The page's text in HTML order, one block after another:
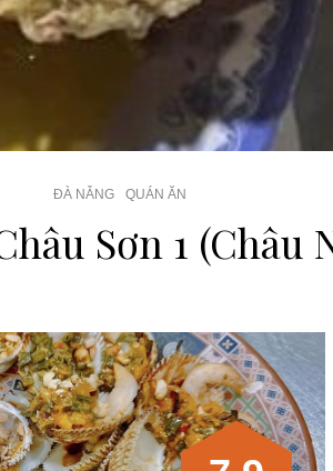
ĐÀ NẴNG QUÁN ĂN
Sơn 1 (Châu